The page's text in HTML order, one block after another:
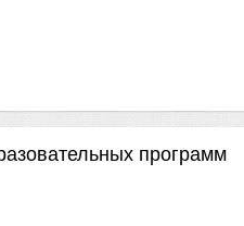
программ